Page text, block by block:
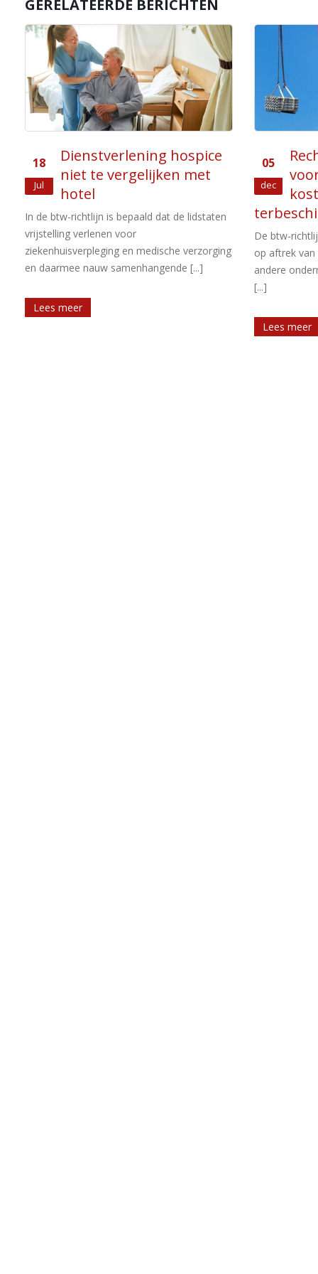
GERELATEERDE BERICHTEN
05
dec
Recht op aftrek
voorbelasting bij
kosteloze
terbeschikkingstelling
De btw-richtlijn geeft ondernemers het recht
op aftrek van omzetbelasting die door
andere ondernemers aan hen in rekening is
26
Jun
ondernemers
leveringen en